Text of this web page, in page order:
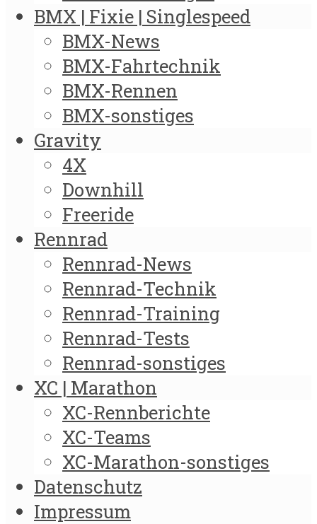
BMX | Fixie | Singlespeed
BMX-News
BMX-Fahrtechnik
BMX-Rennen
BMX-sonstiges
Gravity
4X
Downhill
Freeride
Rennrad
Rennrad-News
Rennrad-Technik
Rennrad-Training
Rennrad-Tests
Rennrad-sonstiges
XC | Marathon
XC-Rennberichte
XC-Teams
XC-Marathon-sonstiges
Datenschutz
Impressum